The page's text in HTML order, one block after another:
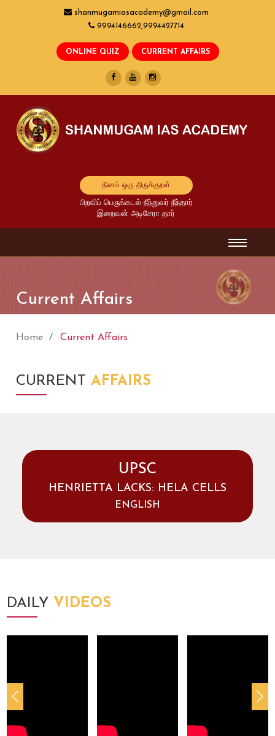
shanmugamiasacademy@gmail.com
9994146662,9994427714
தினம் ஒரு திருக்குறள்
பிறவிப் பெருங்கடல் நீந்துவர் நீந்தார்
இறைவன் அடிசேரா தார்
Current Affairs
Home Current Affairs
CURRENTAFFAIRS
UPSC
HENRIETTA LACKS: HELA CELLS
ENGLISH
DAILY VIDEOS